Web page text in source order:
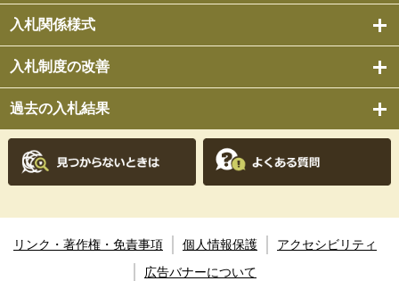
入札関係様式
入札制度の改善
過去の入札結果
リンク・著作権・免責事項 個人情報保護
アクセシビリティ
広告バナーについて